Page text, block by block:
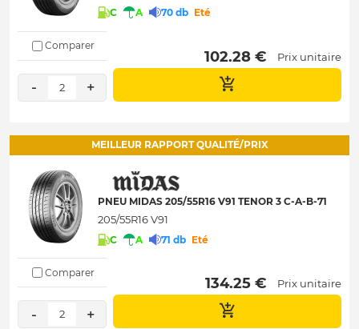
C A 70 db Eté
Comparer
- 2 +
102.28 € Prix unitaire
MEILLEUR RAPPORT QUALITÉ/PRIX
PNEU MIDAS 205/55R16 V91 TENOR 3 C-A-B-71
205/55R16 V91
C A 71 db Eté
Comparer
- 2 +
134.25 € Prix unitaire